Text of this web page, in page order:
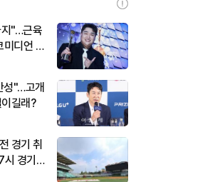
지"…근육
미디언 김
성"…고개
길래?
경기 취
경기